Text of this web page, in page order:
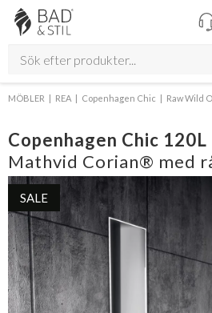
MÖBLER REA Copenhagen Chic Raw Wild
Copenhagen Chic 120L
Mathvid Corian® med
SALE